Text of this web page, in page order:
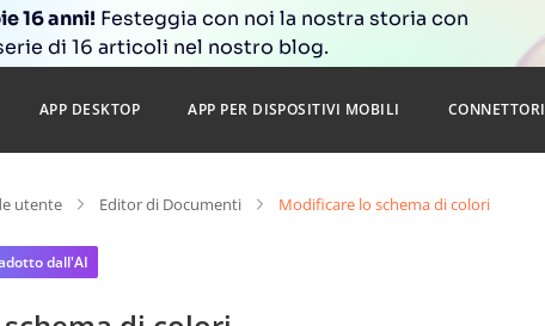
16 anni! Festeggia con noi la nostra storia con
di 16 articoli nel nostro blog.
APP DESKTOP APP PER DISPOSITIVI MOBILI CONNETTORI
utente Editor di Documenti Modificare lo schema di colori
dall'AI